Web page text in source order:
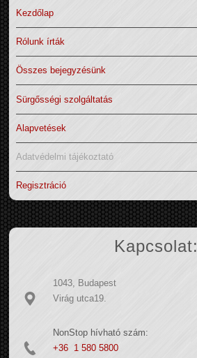
Kezdőlap
Rólunk írták
Összes bejegyzésünk
Sürgősségi szolgáltatás
Alapvetések
Adatvédelmi tájékoztató
Regisztráció
Kapcsolat:
1043, Budapest
Virág utca19.
NonStop hívható szám:
+36 1 580 5800